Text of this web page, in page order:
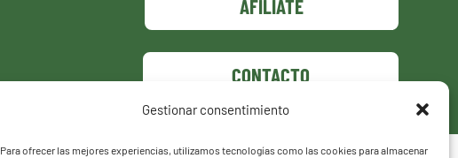
Gestionar consentimiento
Para ofrecer las mejores experiencias, utilizamos tecnologías como las cookies para almacenar
AFÍLIATE
CONTACTO